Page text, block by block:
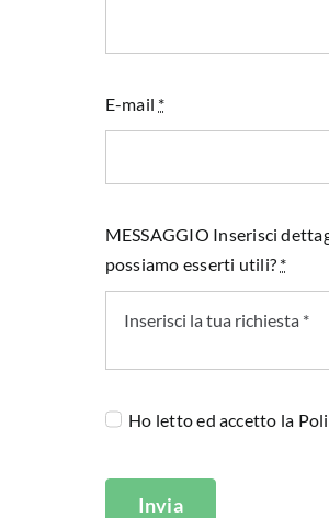
E-mail *
MESSAGGIO Inserisci
possiamo esserti utili? *
Ho letto ed accetto la
Invia